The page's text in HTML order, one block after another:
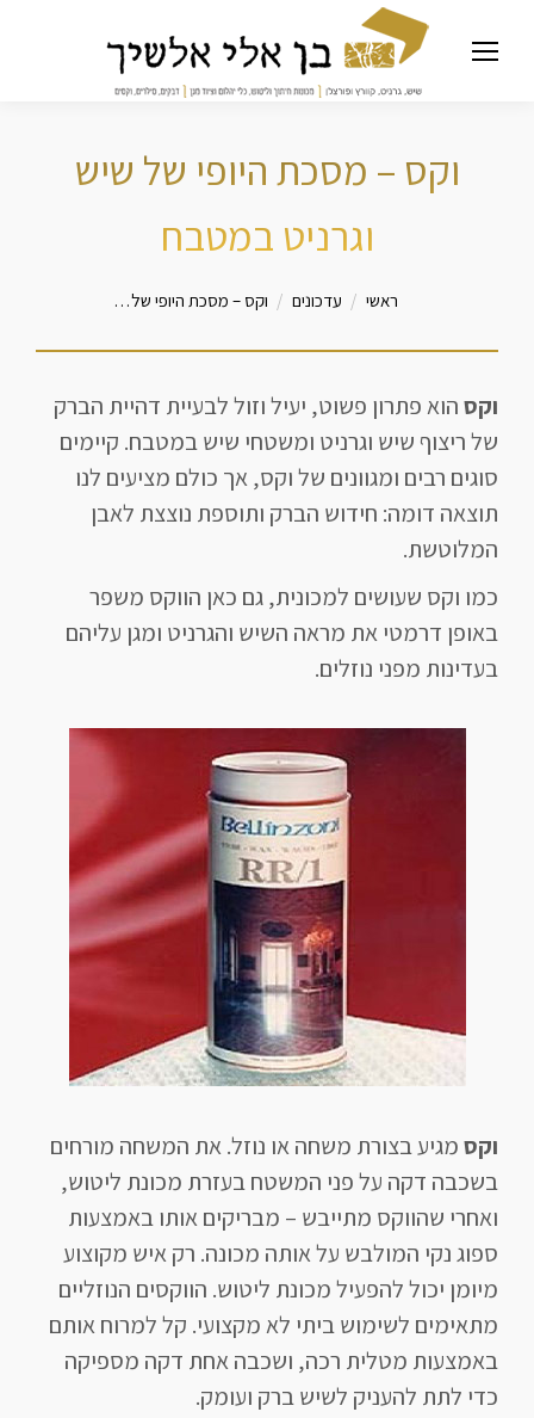
וקס – מסכת היופי של שיש
וגרניט במטבח
מיקומך כאןראשי עדכונים וקס – מסכת היופי של…
וקסהוא פתרון פשוט, יעיל וזול לבעיית דהיית הברק
של ריצוף שיש וגרניט ומשטחי שיש במטבח. קיימים
סוגים רבים ומגוונים של וקס, אך כולם מציעים לנו
תוצאה דומה: חידוש הברק ותוספת נוצצת לאבן
המלוטשת.
כמו וקס שעושים למכונית, גם כאן הווקס משפר
באופן דרמטי את מראה השיש והגרניט ומגן עליהם
בעדינות מפני נוזלים.
וקסמגיע בצורת משחה או נוזל. את המשחה מורחים
בשכבה דקה על פני המשטח בעזרת מכונת ליטוש,
ואחרי שהווקס מתייבש – מבריקים אותו באמצעות
ספוג נקי המולבש על אותה מכונה. רק איש מקוצוע
מיומן יכול להפעיל מכונת ליטוש. הווקסים הנוזליים
מתאימים לשימוש ביתי לא מקצועי. קל למרוח אותם
באמצעות מטלית רכה, ושכבה אחת דקה מספיקה
כדי לתת להעניק לשיש ברק ועומק.